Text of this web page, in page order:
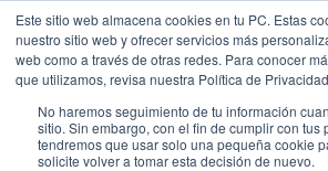
Este sitio web almacena cookies en tu PC. Estas
nuestro sitio web y ofrecer servicios más
web como a través de otras redes. Para conocer
que utilizamos, revisa nuestra Política de
No haremos seguimiento de tu información
sitio. Sin embargo, con el fin de cumplir con tus
tendremos que usar solo una pequeña cookie
solicite volver a tomar esta decisión de nuevo.